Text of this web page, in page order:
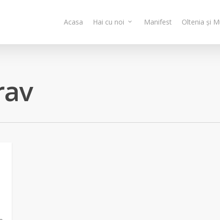
Acasa Hai cu noi Manifest Oltenia și